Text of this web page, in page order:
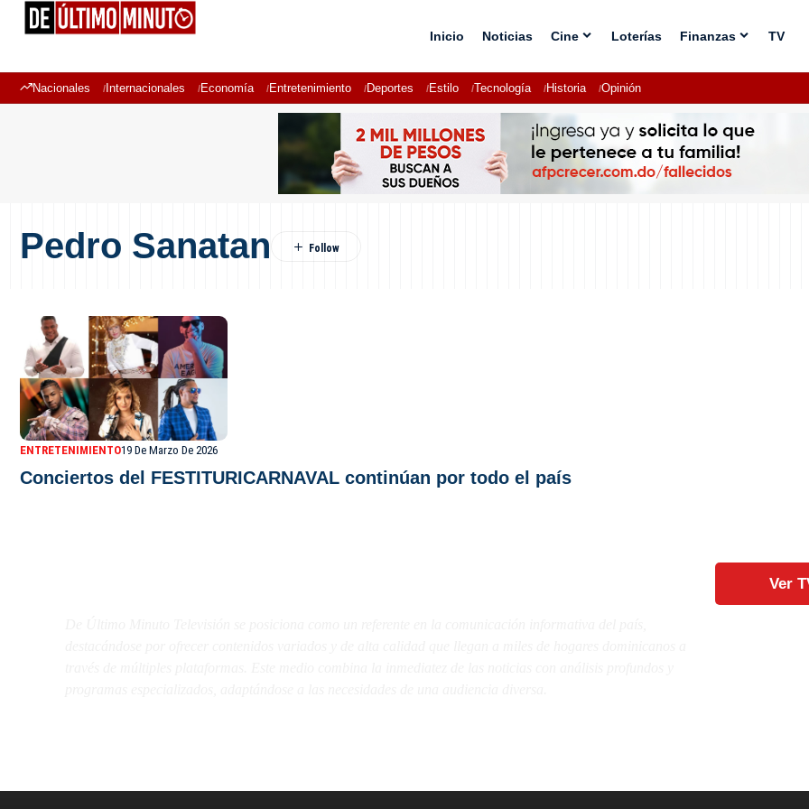
Inicio Noticias Cine Loterías Finanzas TV
Nacionales Internacionales Economía Entretenimiento Deportes Estilo Tecnología Historia Opinión
Pedro Sanatan
ENTRETENIMIENTO19 De Marzo De 2026
Conciertos del FESTITURICARNAVAL continúan por todo el país
Ver